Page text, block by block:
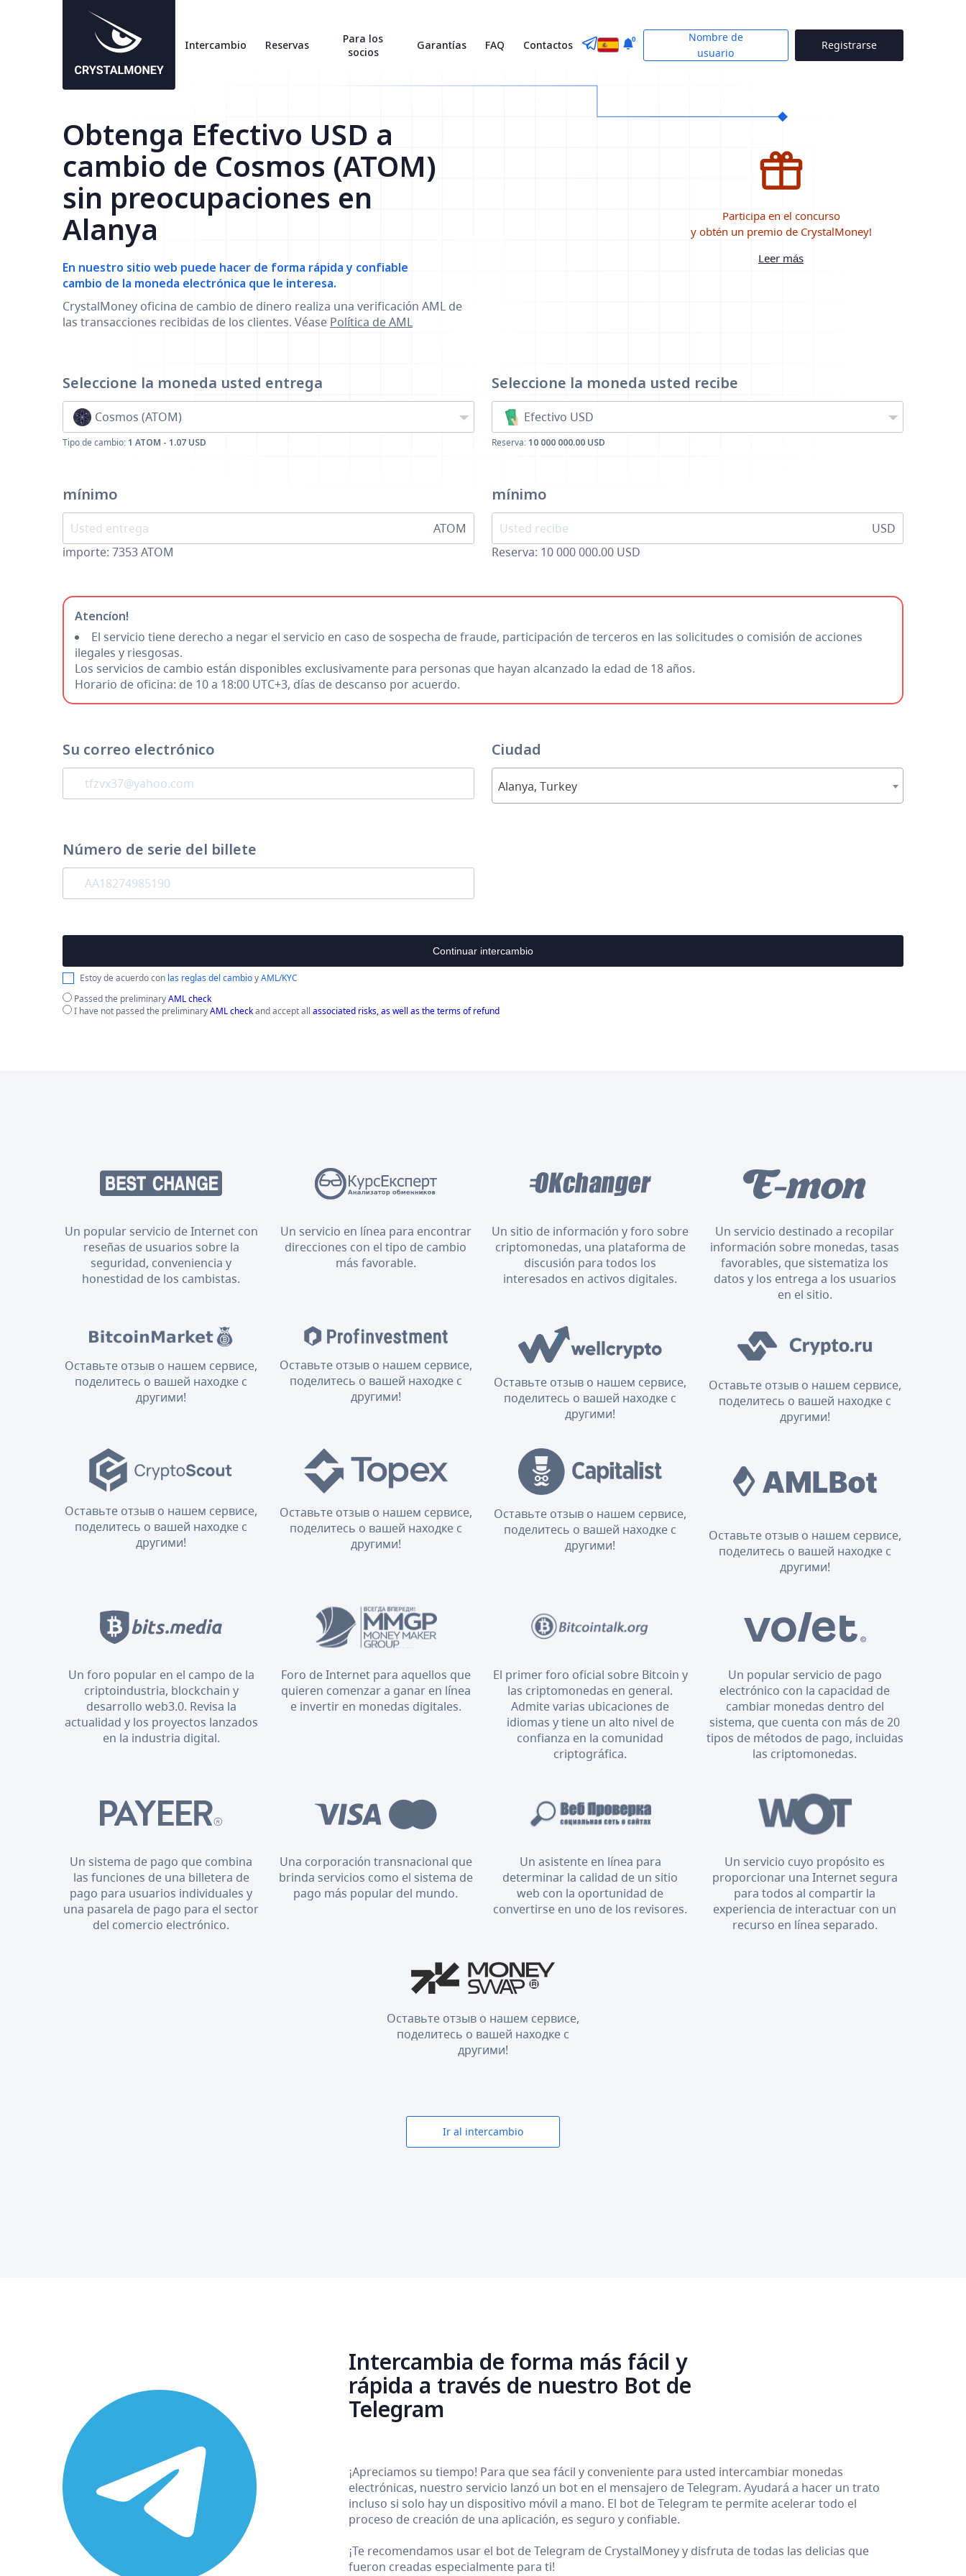
Intercambio Reservas
Para los
socios
Garantías FAQ Contactos 0
Nombre de
usuario
Registrarse
Obtenga Efectivo USD a
cambio de Cosmos (ATOM)
sin preocupaciones en
Alanya
En nuestro sitio web puede hacer de forma rápida y confiable
cambio de la moneda electrónica que le interesa.
CrystalMoney oficina de cambio de dinero realiza una verificación AML de
las transacciones recibidas de los clientes. Véase Política de AML
Participa en el concurso
y obtén un premio de CrystalMoney!
Leer más
Seleccione la moneda usted entrega
Cosmos (ATOM)
Tipo de cambio: 1 ATOM - 1.07 USD
mínimo
ATOM
importe: 7353ATOM
Seleccione la moneda usted recibe
Efectivo USD
Reserva: 10 000 000.00 USD
mínimo
USD
Reserva: 10 000 000.00 USD
Atencíon!
El servicio tiene derecho a negar el servicio en caso de sospecha de fraude, participación de terceros en las solicitudes o comisión de acciones
ilegales y riesgosas.
Los servicios de cambio están disponibles exclusivamente para personas que hayan alcanzado la edad de 18 años.
Horario de oficina: de 10 a 18:00 UTC+3, días de descanso por acuerdo.
Su correo electrónico Ciudad
Alanya, Turkey
Número de serie del billete
Continuar intercambio
Estoy de acuerdo con las reglas del cambioyAML/KYC
Passed the preliminaryAML check
I have not passed the preliminaryAML checkand accept all associated risks, as well as the terms of refund
Un popular servicio de Internet con
reseñas de usuarios sobre la
seguridad, conveniencia y
honestidad de los cambistas.
Un servicio en línea para encontrar
direcciones con el tipo de cambio
más favorable.
Un sitio de información y foro sobre
criptomonedas, una plataforma de
discusión para todos los
interesados en activos digitales.
Un servicio destinado a recopilar
información sobre monedas, tasas
favorables, que sistematiza los
datos y los entrega a los usuarios
en el sitio.
Оставьте отзыв о нашем сервисе,
поделитесь о вашей находке с
другими!
Оставьте отзыв о нашем сервисе,
поделитесь о вашей находке с
другими!
Оставьте отзыв о нашем сервисе,
поделитесь о вашей находке с
другими!
Оставьте отзыв о нашем сервисе,
поделитесь о вашей находке с
другими!
Оставьте отзыв о нашем сервисе,
поделитесь о вашей находке с
другими!
Оставьте отзыв о нашем сервисе,
поделитесь о вашей находке с
другими!
Оставьте отзыв о нашем сервисе,
поделитесь о вашей находке с
другими!
Оставьте отзыв о нашем сервисе,
поделитесь о вашей находке с
другими!
Un foro popular en el campo de la
criptoindustria, blockchain y
desarrollo web3.0. Revisa la
actualidad y los proyectos lanzados
en la industria digital.
Foro de Internet para aquellos que
quieren comenzar a ganar en línea
e invertir en monedas digitales.
El primer foro oficial sobre Bitcoin y
las criptomonedas en general.
Admite varias ubicaciones de
idiomas y tiene un alto nivel de
confianza en la comunidad
criptográfica.
Un popular servicio de pago
electrónico con la capacidad de
cambiar monedas dentro del
sistema, que cuenta con más de 20
tipos de métodos de pago, incluidas
las criptomonedas.
Un sistema de pago que combina
las funciones de una billetera de
pago para usuarios individuales y
una pasarela de pago para el sector
del comercio electrónico.
Una corporación transnacional que
brinda servicios como el sistema de
pago más popular del mundo.
Un asistente en línea para
determinar la calidad de un sitio
web con la oportunidad de
convertirse en uno de los revisores.
Un servicio cuyo propósito es
proporcionar una Internet segura
para todos al compartir la
experiencia de interactuar con un
recurso en línea separado.
Оставьте отзыв о нашем сервисе,
поделитесь о вашей находке с
другими!
Ir al intercambio
Intercambia de forma más fácil y
rápida a través de nuestro Bot de
Telegram
¡Apreciamos su tiempo! Para que sea fácil y conveniente para usted intercambiar monedas
electrónicas, nuestro servicio lanzó un bot en el mensajero de Telegram. Ayudará a hacer un trato
incluso si solo hay un dispositivo móvil a mano. El bot de Telegram te permite acelerar todo el
proceso de creación de una aplicación, es seguro y confiable.
¡Te recomendamos usar el bot de Telegram de CrystalMoney y disfruta de todas las delicias que
fueron creadas especialmente para ti!